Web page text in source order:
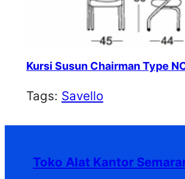
Kursi Susun Chairman Type
Tags: Savello
Toko Alat Kantor